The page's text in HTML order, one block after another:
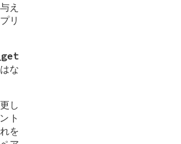
え
リ
な
し
ト
を